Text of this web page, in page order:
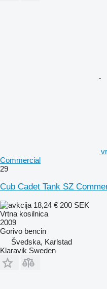
Commercial
29
Cub Cadet Tank SZ
18,24 € 200 SEK
Vrtna kosilnica
2009
Gorivo bencin
Švedska, Karlstad
Klaravik Sweden